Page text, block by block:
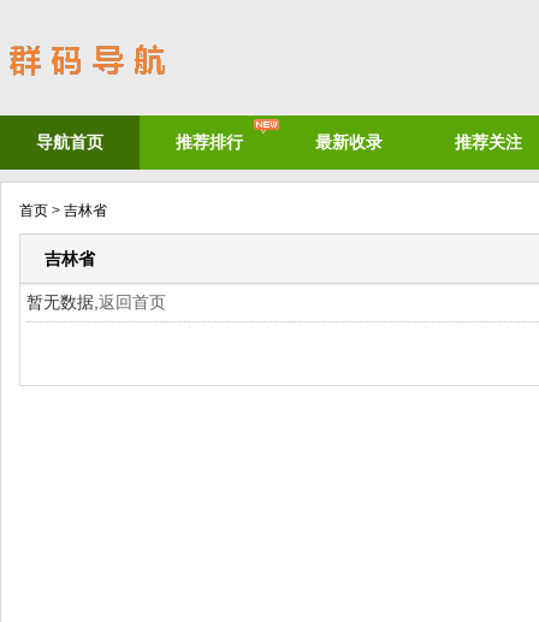
导航首页 推荐排行 最新收录 推荐关注
首页 > 吉林省
吉林省
暂无数据, 返回首页